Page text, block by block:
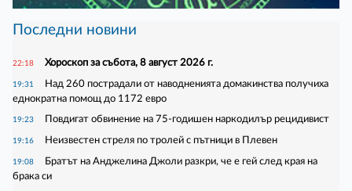
Последни новини
22:18 Хороскоп за събота, 8 август 2026 г.
19:31
Над 260 пострадали от наводненията домакинства получиха
еднократна помощ до 1172 евро
19:23 Повдигат обвинение на 75-годишен наркодилър рецидивист
19:16 Неизвестен стреля по тролей с пътници в Плевен
19:08
Братът на Анджелина Джоли разкри, че е гей след края на
брака си